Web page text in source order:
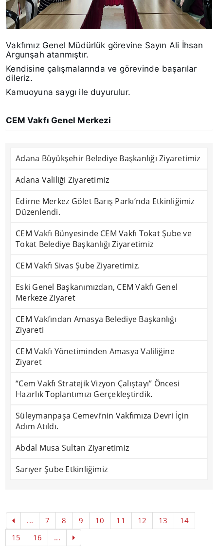
Vakfımız Genel Müdürlük görevine Sayın Ali İhsan
Argunşah atanmıştır.
Kendisine çalışmalarında ve görevinde başarılar
dileriz.
Kamuoyuna saygı ile duyurulur.
CEM Vakfı Genel Merkezi
Adana Büyükşehir Belediye Başkanlığı Ziyaretimiz
Adana Valiliği Ziyaretimiz
Edirne Merkez Gölet Barış Parkı’nda Etkinliğimiz
Düzenlendi.
CEM Vakfı Bünyesinde CEM Vakfı Tokat Şube ve
Tokat Belediye Başkanlığı Ziyaretimiz
CEM Vakfı Sivas Şube Ziyaretimiz.
Eski Genel Başkanımızdan, CEM Vakfı Genel
Merkeze Ziyaret
CEM Vakfından Amasya Belediye Başkanlığı
Ziyareti
CEM Vakfı Yönetiminden Amasya Valiliğine
Ziyaret
“Cem Vakfı Stratejik Vizyon Çalıştayı” Öncesi
Hazırlık Toplantımızı Gerçekleştirdik.
Süleymanpaşa Cemevi’nin Vakfımıza Devri İçin
Adım Atıldı.
Abdal Musa Sultan Ziyaretimiz
Sarıyer Şube Etkinliğimiz
... 7 8 9 10 11 12 13
14
15
16 ...